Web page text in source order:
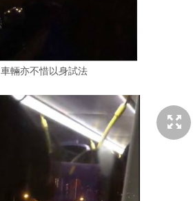
輛亦不惜以身試法